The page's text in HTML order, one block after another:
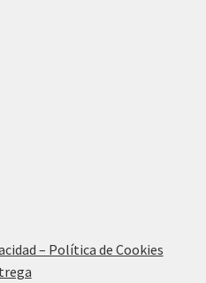
– Política de Cookies